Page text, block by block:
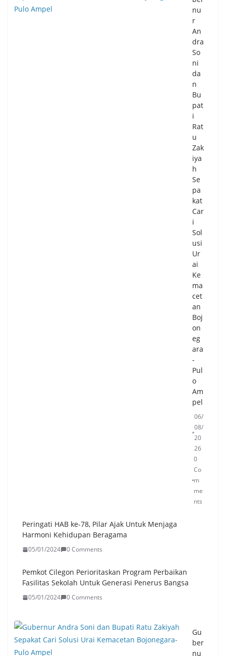
Lit
er
unt
uk
Wa
rga
Ter
da
mp
ak
Ke
ker
ing
an
08/
20
26
0
Co
m
Sid
ak
Ta
mb
an
g
di
Boj
on
eg
ara
da
n
Pul
o
Am
pel
,
DL
H
Ce
k
Do
ku
06/
20
nu
r
An
dra
So
ni
da
n
Bu
pat
i
Rat
u
Zak
iya
h
Se
pa
kat
Car
i
Sol
usi
Ur
ai
Ke
ma
cet
an
Boj
on
eg
ara
-
Pul
o
Am
pel
06/
08/
20
26
0
Co
m
me
nts
Peringati HAB ke-78, Pilar Ajak Untuk Menjaga
Harmoni Kehidupan Beragama
05/01/2024 0 Comments
Pemkot Cilegon Perioritaskan Program Perbaikan
Fasilitas Sekolah Untuk Generasi Penerus Bangsa
05/01/2024 0 Comments
Gu
ber
nu